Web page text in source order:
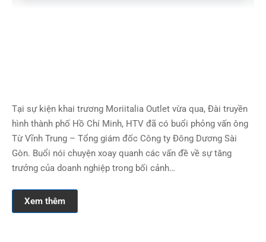
Tại sự kiện khai trương Moriitalia Outlet vừa qua, Đài truyền
hình thành phố Hồ Chí Minh, HTV đã có buổi phỏng vấn ông
Từ Vĩnh Trung – Tổng giám đốc Công ty Đông Dương Sài
Gòn. Buổi nói chuyện xoay quanh các vấn đề về sự tăng
trưởng của doanh nghiệp trong bối cảnh…
Xem thêm